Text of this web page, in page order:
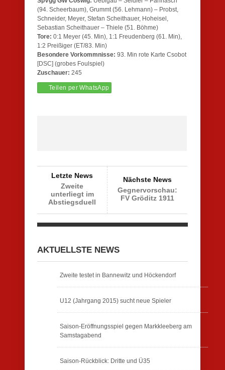
(94. Scheerbaum), Grummt (56. Lehmann) – Probst,
Schneider, Meyer, Stefan Scheithauer, Hoheisel,
Sebastian Scheithauer – Thiele (51. Böhme)
Tore: 0:1 Meyer (45. Min), 1:1 Freudenberg (61. Min),
1:2 Preißiger (ET/83. Min)
Besondere Vorkommnisse: 93. Min rote Karte Csobot
[DSC] (grobes Foulspiel)
Zuschauer: 245
Teilen per WhatsApp
Letzte News
Zweite
unterliegt im
Abstiegsduell
Nächste News
Gegnervorschau:
FV Gröditz 1911
AKTUELLSTE NEWS
Zweite testet in Bannewitz und Höckendorf
U12 (Jahrgang 2015) sucht neue Spieler
Saison-Eröffnungsspiel gegen Markkleeberg am
Samstagabend
Saison-Rückblick: Dritte und Ü35